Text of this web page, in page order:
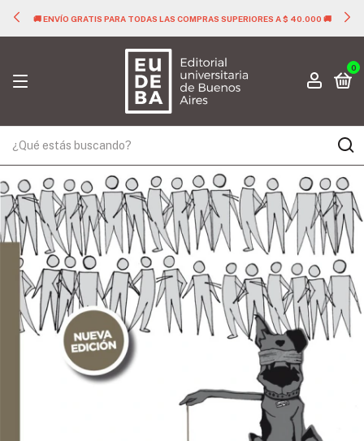
🚚 ENVÍO GRATIS PARA TODAS LAS COMPRAS SUPERIORES A $ 40.000 🚚
0